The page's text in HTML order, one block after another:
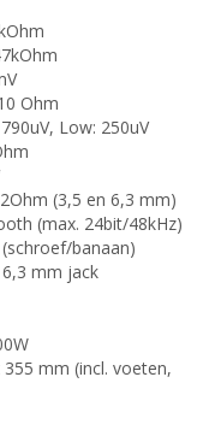
Ohm
Low: 250uV
(3,5 en 6,3 mm)
(max. 24bit/48kHz)
banaan)
mm jack
mm (incl. voeten,